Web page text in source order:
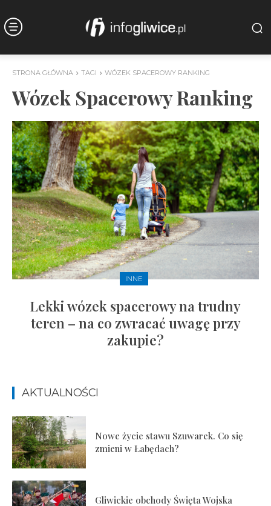
STRONA GŁÓWNA TAGI WÓZEK SPACEROWY RANKING
Wózek Spacerowy Ranking
INNE
Lekki wózek spacerowy na trudny
teren – na co zwracać uwagę przy
zakupie?
AKTUALNOŚCI
Nowe życie stawu Szuwarek. Co się
zmieni w Łabędach?
Gliwickie obchody Święta Wojska